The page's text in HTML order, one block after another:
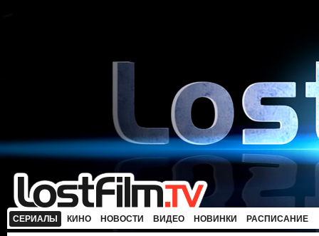
СЕРИАЛЫ КИНО НОВОСТИ ВИДЕО НОВИНКИ РАСПИСАНИЕ